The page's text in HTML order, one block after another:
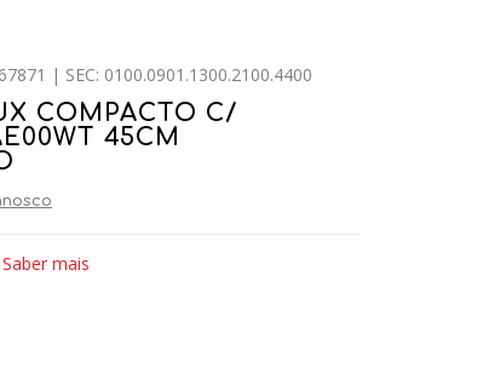
| SEC: 0100.0901.1300.2100.4400
COMPACTO C/
45CM
Saber mais